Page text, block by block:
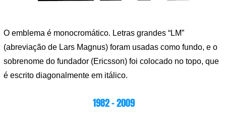
O emblema é monocromático. Letras grandes “LM”
(abreviação de Lars Magnus) foram usadas como fundo, e o
sobrenome do fundador (Ericsson) foi colocado no topo, que
é escrito diagonalmente em itálico.
1982 – 2009